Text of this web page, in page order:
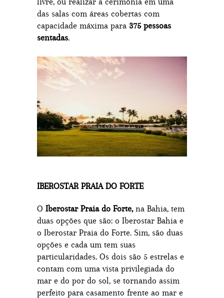
das salas com áreas cobertas com
capacidade máxima para 375 pessoas
sentadas.
IBEROSTAR PRAIA DO FORTE
O Iberostar Praia do Forte, na Bahia, tem
duas opções que são: o Iberostar Bahia e
o Iberostar Praia do Forte. Sim, são duas
opções e cada um tem suas
particularidades. Os dois são 5 estrelas e
contam com uma vista privilegiada do
mar e do por do sol, se tornando assim
perfeito para casamento frente ao mar e